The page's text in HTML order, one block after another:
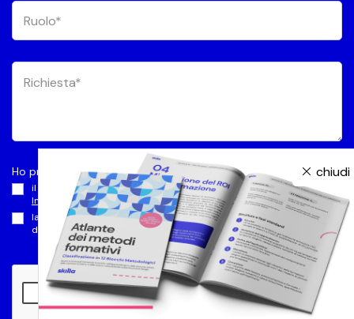
Ho preso visione dell’Informativa privacye autorizzo
il trattamento dei dati per le Finalità di Marketing (paragrafo C
Informativa privacy)
la comunicazione a terzi dei dati volta al perseguimento delle finalità
di Marketing (paragrafo C1Informativa privacy)
chiudi